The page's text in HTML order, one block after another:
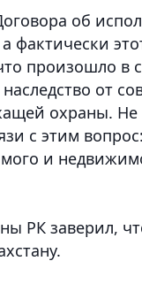
об
произошло в
от
охраны.
с этим
и
РК заверил,